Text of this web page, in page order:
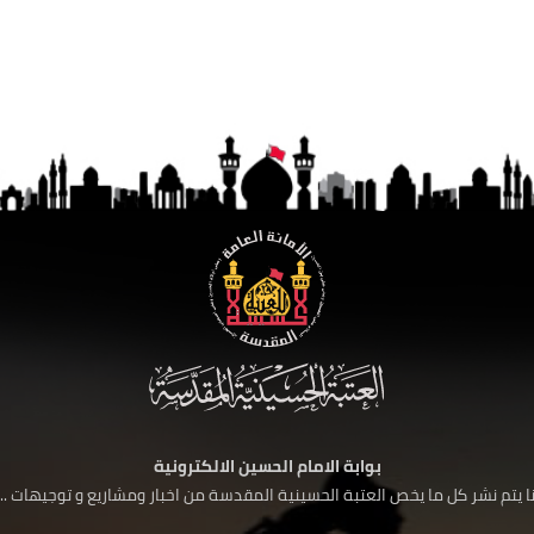
بوابة الامام الحسين الالكترونية
يتم نشر كل ما يخص العتبة الحسينية المقدسة من اخبار ومشاريع و توجيهات